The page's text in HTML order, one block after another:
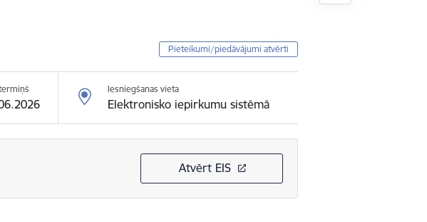
Pieteikumi/piedāvājumi atvērti
Iesniegšanas vieta
Elektronisko iepirkumu sistēmā
Atvērt EIS